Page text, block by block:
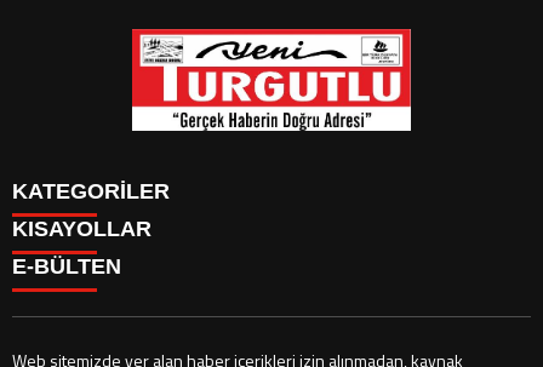
KATEGORİLER
GÜNDEM
SİYASET
CANLI BORSA
KISAYOLLAR
GÜNDEM
SİYASET
E-BÜLTEN
Web sitemizde yer alan haber içerikleri izin alınmadan, kaynak